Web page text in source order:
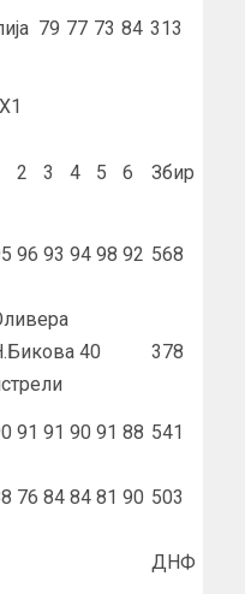
79 77 73 84 313
2 3 4 5 6 Збир
96 93 94 98 92 568
40
378
91 91 90 91 88 541
76 84 84 81 90 503
ДНФ